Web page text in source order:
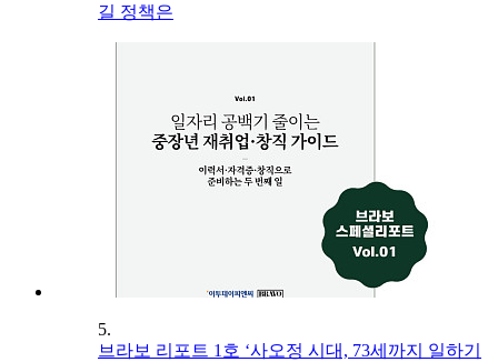
길 정책은
5.
브라보 리포트 1호 ‘사오정 시대, 73세까지 일하기